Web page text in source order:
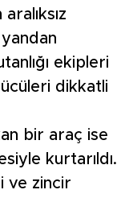
ekipleri
dikkatli
bir araç ise
kurtarıldı.
ve zincir